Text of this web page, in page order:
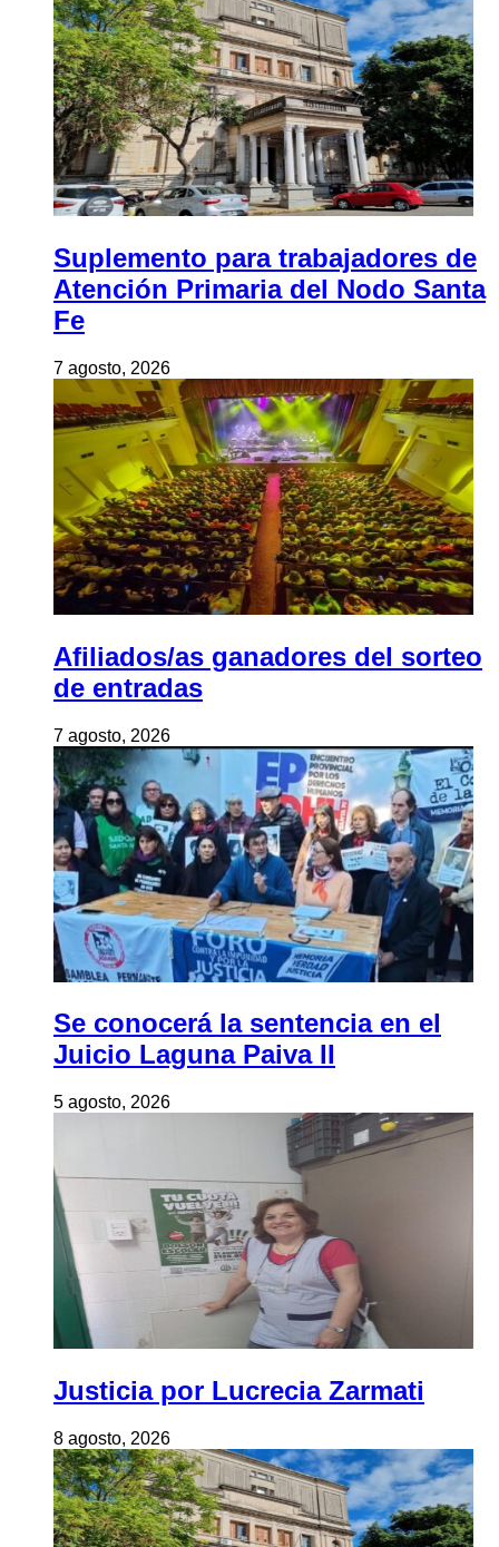
Suplemento para trabajadores de
Atención Primaria del Nodo Santa
Fe
7 agosto, 2026
Afiliados/as ganadores del sorteo
de entradas
7 agosto, 2026
Se conocerá la sentencia en el
Juicio Laguna Paiva II
5 agosto, 2026
Justicia por Lucrecia Zarmati
8 agosto, 2026